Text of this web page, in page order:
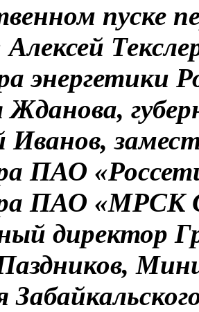
пуске
энергетики
ПАО
ПАО «МРСК
директор